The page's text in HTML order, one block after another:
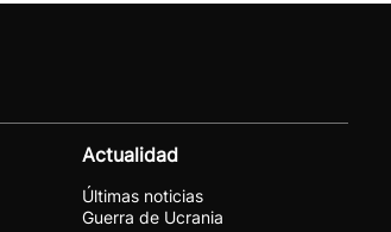
Actualidad
Últimas noticias
Guerra de Ucrania